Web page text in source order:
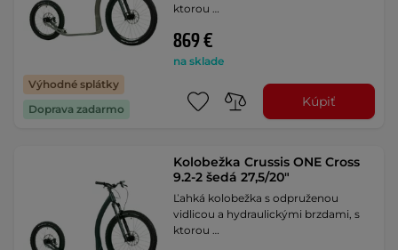
Výhodné splátky
Doprava zadarmo
ktorou …
869 €
na sklade
Kúpiť
Kolobežka Crussis ONE Cross
9.2-2 šedá 27,5/20"
Ľahká kolobežka s odpruženou
vidlicou a hydraulickými brzdami, s
ktorou …